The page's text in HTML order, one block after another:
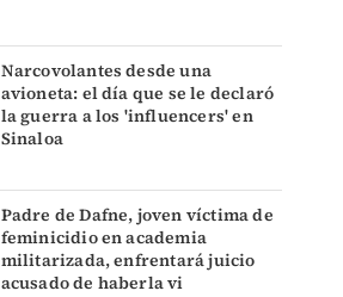
Narcovolantes desde una
avioneta: el día que se le declaró
la guerra a los 'influencers' en
Sinaloa
Padre de Dafne, joven víctima de
feminicidio en academia
militarizada, enfrentará juicio
acusado de haberla vi